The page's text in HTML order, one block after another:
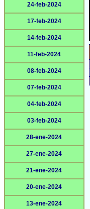
24-feb-2024
17-feb-2024
14-feb-2024
11-feb-2024
08-feb-2024
07-feb-2024
04-feb-2024
03-feb-2024
28-ene-2024
27-ene-2024
21-ene-2024
20-ene-2024
13-ene-2024